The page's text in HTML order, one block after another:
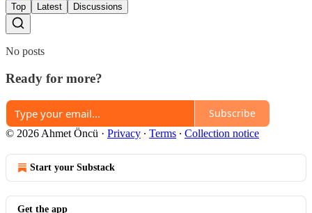
Top Latest Discussions
No posts
Ready for more?
Subscribe
© 2026 Ahmet Öncü · Privacy ∙ Terms ∙ Collection notice
Start your Substack
Get the app